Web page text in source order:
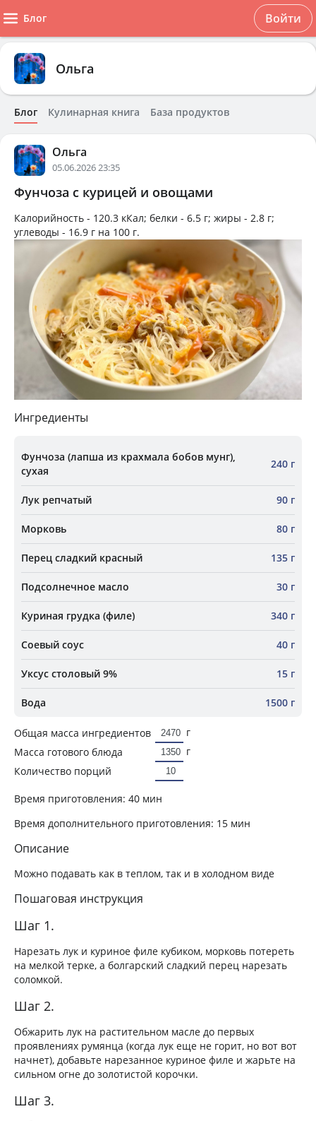
Блог Войти
Ольга
Блог Кулинарная книга База продуктов
Ольга
05.06.2026 23:35
Фунчоза с курицей и овощами
Калорийность - 120.3 кКал; белки - 6.5 г; жиры - 2.8 г;
углеводы - 16.9 г на 100 г.
Ингредиенты
Фунчоза (лапша из крахмала бобов мунг),
сухая
240 г
Лук репчатый 90 г
Морковь 80 г
Перец сладкий красный 135 г
Подсолнечное масло 30 г
Куриная грудка (филе) 340 г
Соевый соус 40 г
Уксус столовый 9% 15 г
Вода 1500 г
Общая масса ингредиентов
г
Масса готового блюда
г
Количество порций
Время приготовления: 40 мин
Время дополнительного приготовления: 15 мин
Описание
Можно подавать как в теплом, так и в холодном виде
Пошаговая инструкция
Шаг 1.
Нарезать лук и куриное филе кубиком, морковь потереть
на мелкой терке, а болгарский сладкий перец нарезать
соломкой.
Шаг 2.
Обжарить лук на растительном масле до первых
проявлениях румянца (когда лук еще не горит, но вот вот
начнет), добавьте нарезанное куриное филе и жарьте на
сильном огне до золотистой корочки.
Шаг 3.